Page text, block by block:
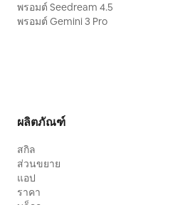
พรอมต์ Seedream 4.5
พรอมต์ Gemini 3 Pro
ผลิตภัณฑ์
สกิล
ส่วนขยาย
แอป
ราคา